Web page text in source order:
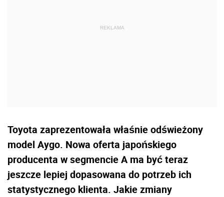
Toyota zaprezentowała właśnie odświeżony
model Aygo. Nowa oferta japońskiego
producenta w segmencie A ma być teraz
jeszcze lepiej dopasowana do potrzeb ich
statystycznego klienta. Jakie zmiany